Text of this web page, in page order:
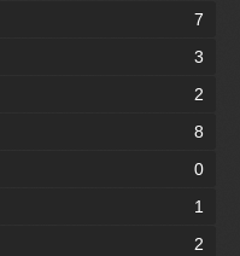
7
3
2
8
0
1
2